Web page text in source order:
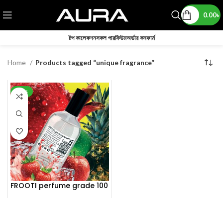
0.00৳
টপ কালেকশনসকল পারফিউমঅর্ডার কনফার্ম
Home Products tagged “unique fragrance”
-42%
FROOTI perfume grade 100